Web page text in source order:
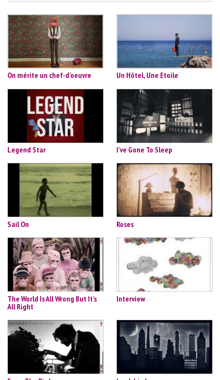
On mérite un chef-d'oeuvre Un Hôtel, Une Etoile
Legend Star I've Gone To Sleep
Sail On Roses
The World Is All Wrong But It's
All Right
Interview